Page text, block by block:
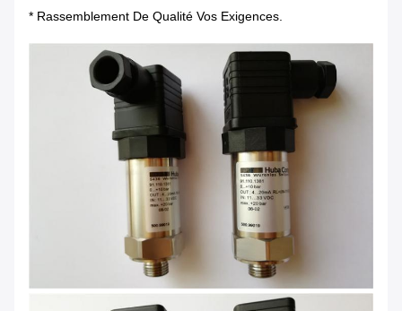
* Rassemblement De Qualité Vos Exigences.